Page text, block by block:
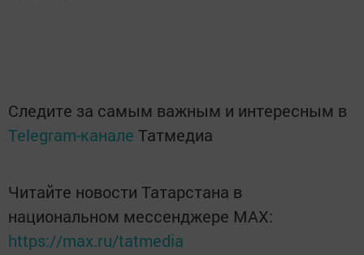
Следите за самым важным и интересным в
Telegram-канале Татмедиа
Читайте новости Татарстана в
национальном мессенджере MАХ:
https://max.ru/tatmedia